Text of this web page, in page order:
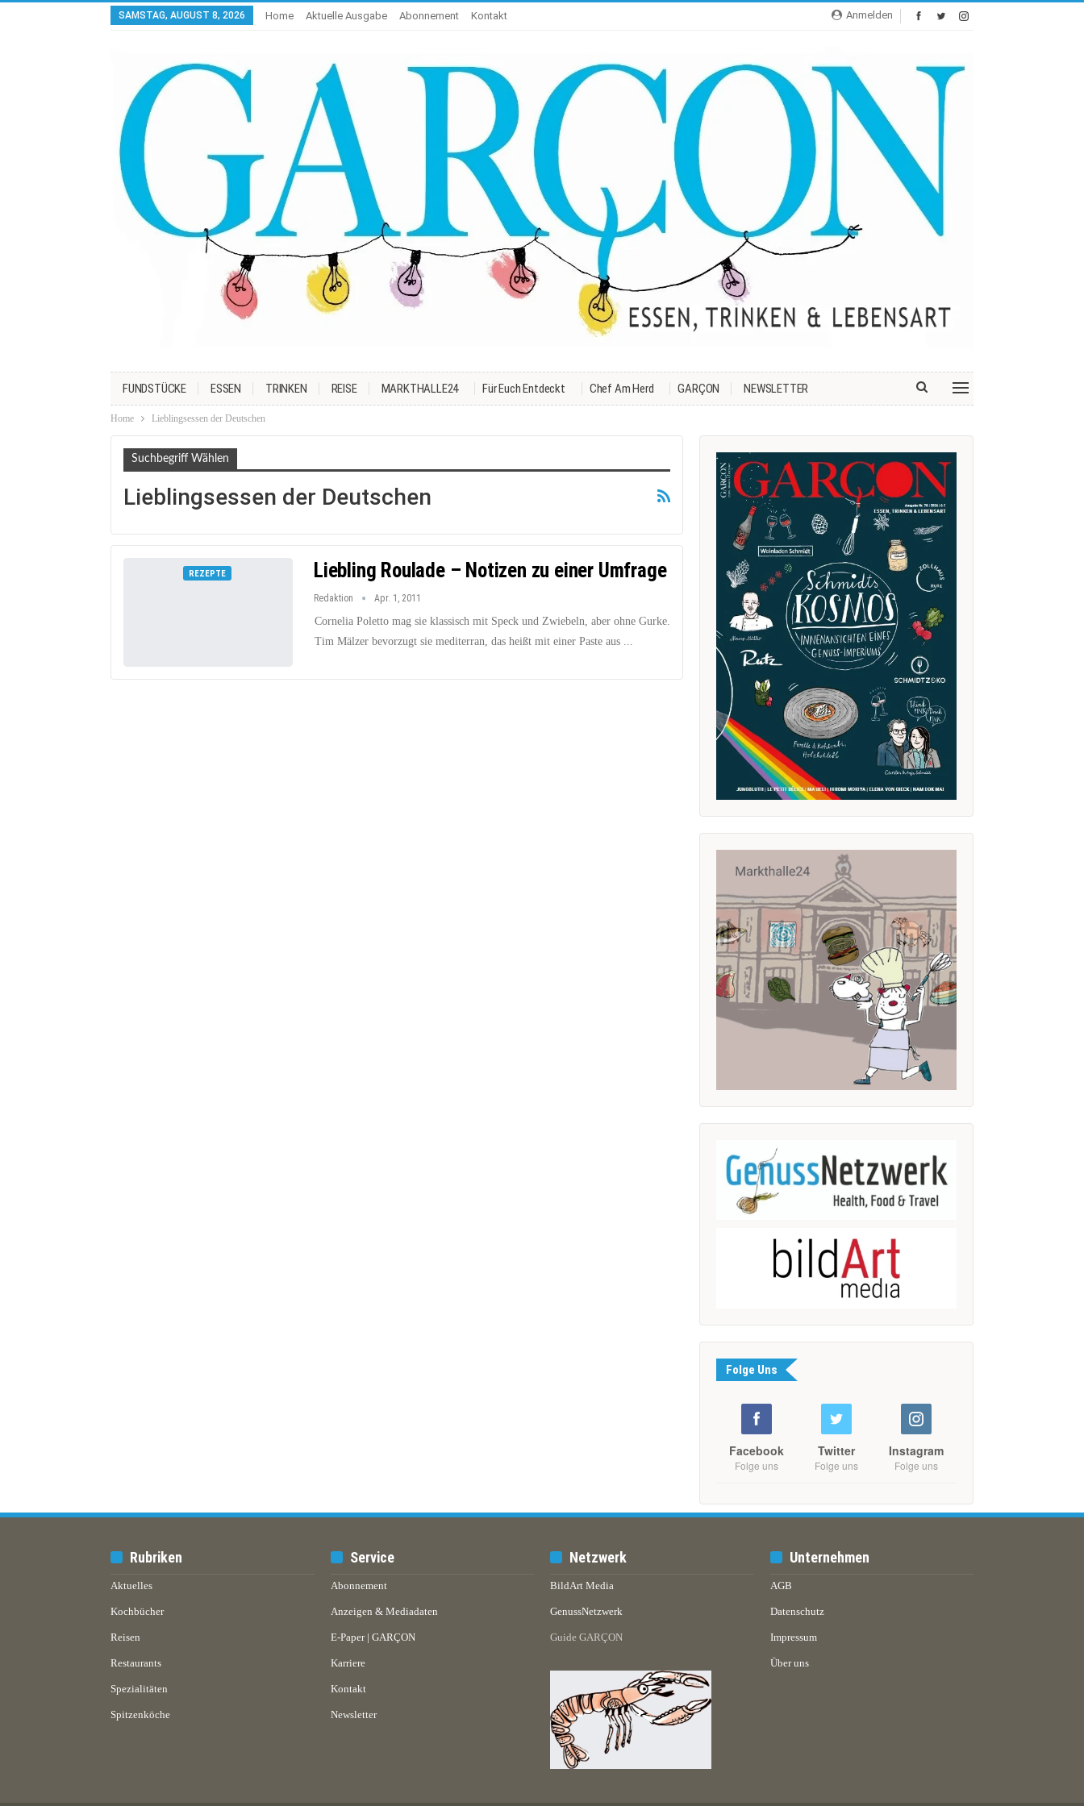
Anmelden
SAMSTAG, AUGUST 8, 2026 Home Aktuelle Ausgabe Abonnement Kontakt
FUNDSTÜCKE ESSEN TRINKEN REISE MARKTHALLE24 Für Euch Entdeckt Chef Am Herd GARÇON NEWSLETTER
Home Lieblingsessen der Deutschen
Suchbegriff Wählen
Lieblingsessen der Deutschen
REZEPTE Liebling Roulade – Notizen zu einer Umfrage
Redaktion Apr. 1, 2011
Cornelia Poletto mag sie klassisch mit Speck und Zwiebeln, aber ohne Gurke.
Tim Mälzer bevorzugt sie mediterran, das heißt mit einer Paste aus ...
Folge Uns
Facebook
Folge uns
Twitter
Folge uns
Instagram
Folge uns
Rubriken
Aktuelles
Kochbücher
Reisen
Restaurants
Spezialitäten
Spitzenköche
Service
Abonnement
Anzeigen & Mediadaten
E-Paper | GARÇON
Karriere
Kontakt
Newsletter
Netzwerk
BildArt Media
GenussNetzwerk
Guide GARÇON
Unternehmen
AGB
Datenschutz
Impressum
Über uns